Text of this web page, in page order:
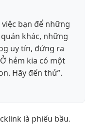
bạn để những
khác, những
uy tín, đứng ra
hẻm kia có một
Hãy đến thử”.
là phiếu bầu.